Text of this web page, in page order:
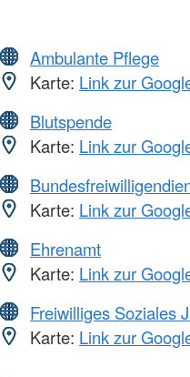
Ambulante Pflege
Karte: Link zur
Blutspende
Karte: Link zur
Karte: Link zur
Ehrenamt
Karte: Link zur
Freiwilliges Soziales
Karte: Link zur